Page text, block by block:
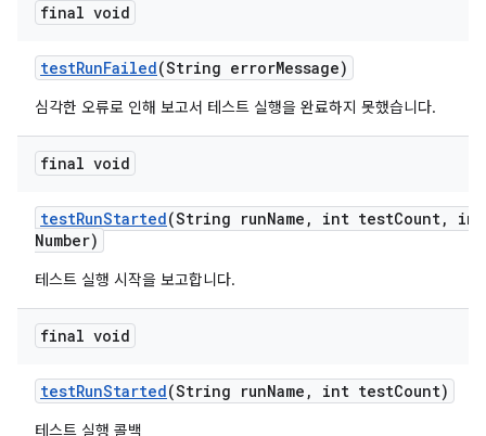
final void
testRunFailed(String errorMessage)
심각한 오류로 인해 보고서 테스트 실행을 완료하지 못했습니다.
final void
testRunStarted(String runName , int testCount,
int
Number)
테스트 실행 시작을 보고합니다.
final void
testRunStarted(String runName , int testCount)
테스트 실행 콜백